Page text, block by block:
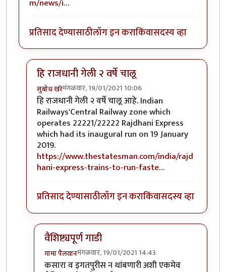
m/news/i…
प्रतिसाद देण्यासाठीलॉग इन कराकिंवासदस्य व्हा
हि राजधानी गेली २ वर्षे चालू
सुबोध खरेमंगळवार, 19/01/2021 10:06
In reply toराजधानी...byहेमंतकुमार
हि राजधानी गेली २ वर्षे चालू आहे. Indian
Railways'Central Railway zone which
operates 22221/22222 Rajdhani Express
which had its inaugural run on 19 January
2019.
https://www.thestatesman.com/india/rajd
hani-express-trains-to-run-faste…
प्रतिसाद देण्यासाठीलॉग इन कराकिंवासदस्य व्हा
वैशिष्ट्यपूर्ण गाडी
गामा पैलवानमंगळवार, 19/01/2021 14:43
In reply toहि राजधानी गेली २ वर्षे चालूby
कसारा व इगतपुरीस न थांबणारी अशी एकमेव